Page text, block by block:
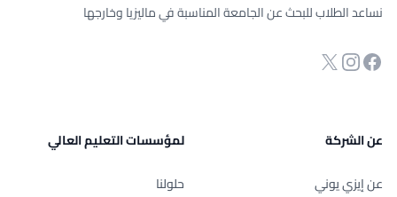
نساعد الطلاب للبحث عن الجامعة المناسبة في ماليزيا وخارجها
صفحة الفيسبوك
انستجرام
Twitter
عن الشركة
عن إيزي يوني
لمؤسسات التعليم العالي
حلولنا